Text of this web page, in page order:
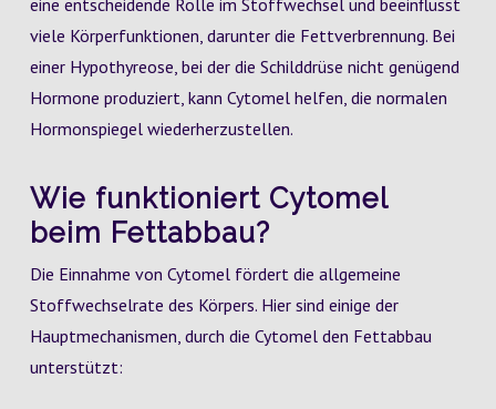
eine entscheidende Rolle im Stoffwechsel und beeinflusst
viele Körperfunktionen, darunter die Fettverbrennung. Bei
einer Hypothyreose, bei der die Schilddrüse nicht genügend
Hormone produziert, kann Cytomel helfen, die normalen
Hormonspiegel wiederherzustellen.
Wie funktioniert Cytomel
beim Fettabbau?
Die Einnahme von Cytomel fördert die allgemeine
Stoffwechselrate des Körpers. Hier sind einige der
Hauptmechanismen, durch die Cytomel den Fettabbau
unterstützt: